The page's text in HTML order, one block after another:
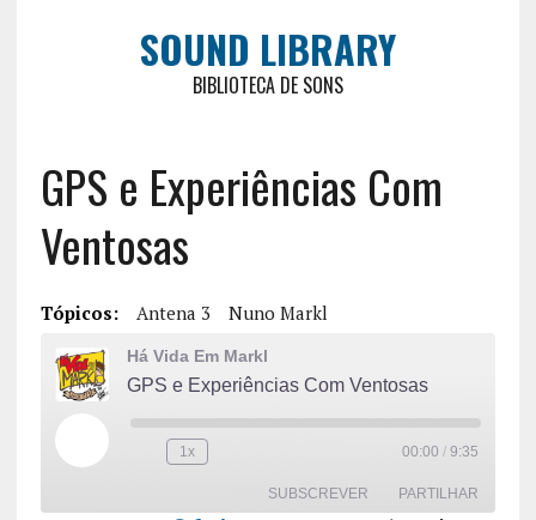
SOUND LIBRARY
BIBLIOTECA DE SONS
GPS e Experiências Com
Ventosas
Tópicos: Antena 3 Nuno Markl
Há Vida Em Markl
GPS e Experiências Com Ventosas
1x 00:00 / 9:35
SUBSCREVER PARTILHAR